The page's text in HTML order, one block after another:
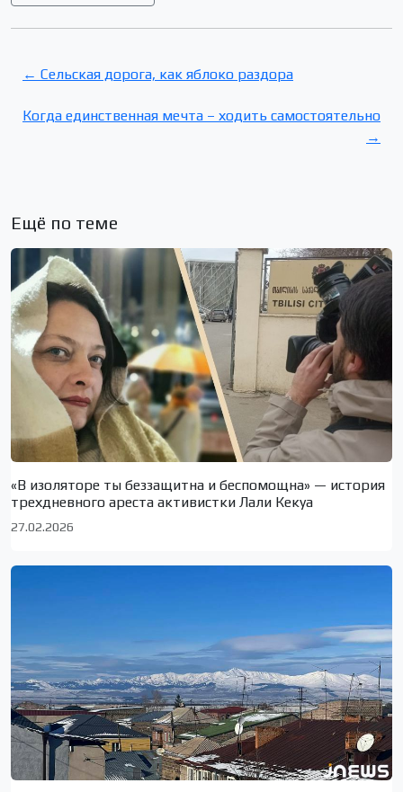
← Сельская дорога, как яблоко раздора
Когда единственная мечта – ходить самостоятельно
→
Ещё по теме
«В изоляторе ты беззащитна и беспомощна» — история
трехдневного ареста активистки Лали Кекуа
27.02.2026